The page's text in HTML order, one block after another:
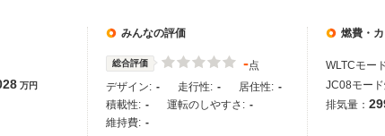
万円
みんなの評価
総合評価 -点
デザイン: - 走行性: - 居住性: -
積載性: - 運転のしやすさ: -
維持費: -
燃費・
WLTCモー
JC08モード
排気量：